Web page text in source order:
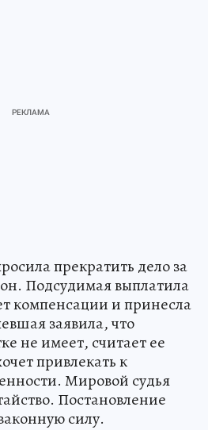
прекратить дело за
Подсудимая выплатила
компенсации и принесла
заявила, что
не имеет, считает ее
привлекать к
Мировой судья
Постановление
силу.